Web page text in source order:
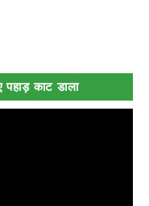
काट डाला